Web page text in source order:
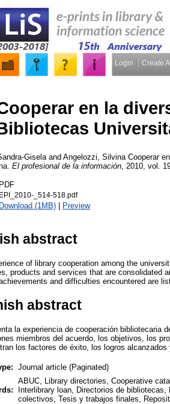
Login Create
en la
Gisela and Angelozzi, Silvina Cooperar
El profesional de la información , 2010, vol.
PDF
EPI_2010-_514-518.pdf
Download (1MB) | Preview
abstract
of library cooperation among the
products and services that are consolidated
and difficulties encountered are
abstract
la experiencia de cooperación bibliotecaria
miembros del acuerdo, los objetivos, los
los factores de éxito, los logros
Journal article (Paginated)
ABUC, Library directories, Cooperative
Interlibrary loan, Directorios de
colectivos, Tesis y trabajos finales,